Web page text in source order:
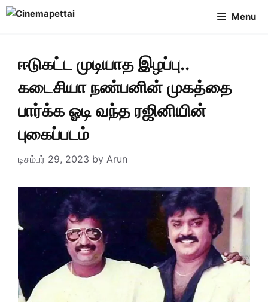
Skip
Menu
ஈடுகட்ட முடியாத இழப்பு..
கடைசியா நண்பனின் முகத்தை
பார்க்க ஓடி வந்த ரஜினியின்
புகைப்படம்
டிசம்பர் 29, 2023 by Arun